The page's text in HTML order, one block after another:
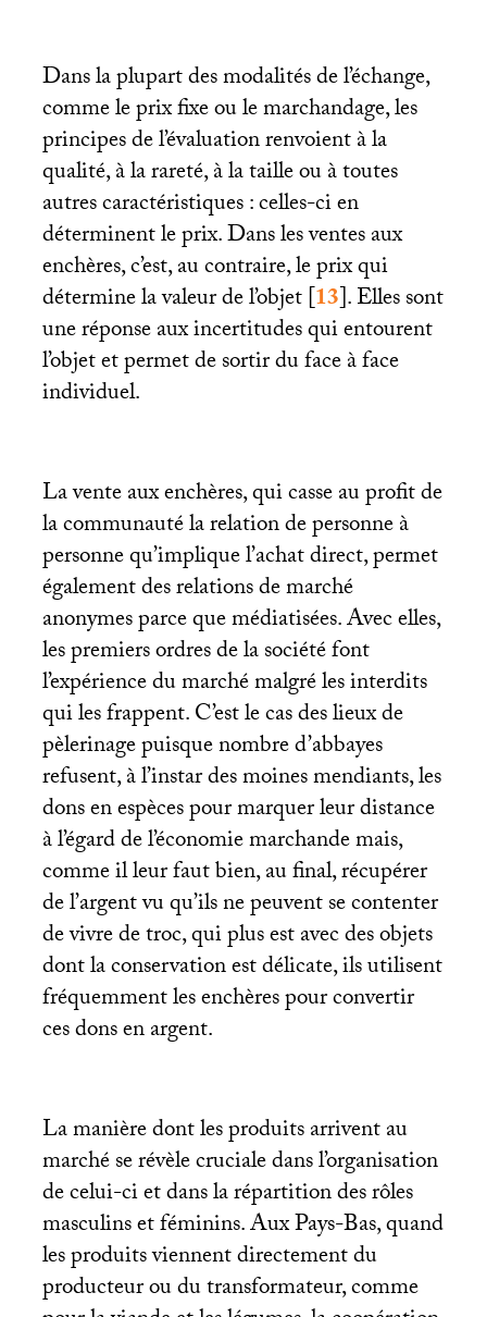
Dans la plupart des modalités de l’échange,
comme le prix fixe ou le marchandage, les
principes de l’évaluation renvoient à la
qualité, à la rareté, à la taille ou à toutes
autres caractéristiques : celles-ci en
déterminent le prix. Dans les ventes aux
enchères, c’est, au contraire, le prix qui
détermine la valeur de l’objet[13]. Elles sont
une réponse aux incertitudes qui entourent
l’objet et permet de sortir du face à face
individuel.
La vente aux enchères, qui casse au profit de
la communauté la relation de personne à
personne qu’implique l’achat direct, permet
également des relations de marché
anonymes parce que médiatisées. Avec elles,
les premiers ordres de la société font
l’expérience du marché malgré les interdits
qui les frappent. C’est le cas des lieux de
pèlerinage puisque nombre d’abbayes
refusent, à l’instar des moines mendiants, les
dons en espèces pour marquer leur distance
à l’égard de l’économie marchande mais,
comme il leur faut bien, au final, récupérer
de l’argent vu qu’ils ne peuvent se contenter
de vivre de troc, qui plus est avec des objets
dont la conservation est délicate, ils utilisent
fréquemment les enchères pour convertir
ces dons en argent.
La manière dont les produits arrivent au
marché se révèle cruciale dans l’organisation
de celui-ci et dans la répartition des rôles
masculins et féminins. Aux Pays-Bas, quand
les produits viennent directement du
producteur ou du transformateur, comme